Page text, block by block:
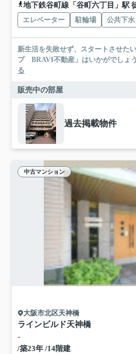
地下鉄谷町線「谷町六丁目」駅
エレベーター 駐輪場 公共下水
新生活を失敗せず、スタートさせた
プ BRAVI不動産」はいかがでしょ
る
販売中の部屋
過去掲載物件
中古マンション
大阪市北区天神橋
ラインビルド天神橋
-
/築23年 /14階建